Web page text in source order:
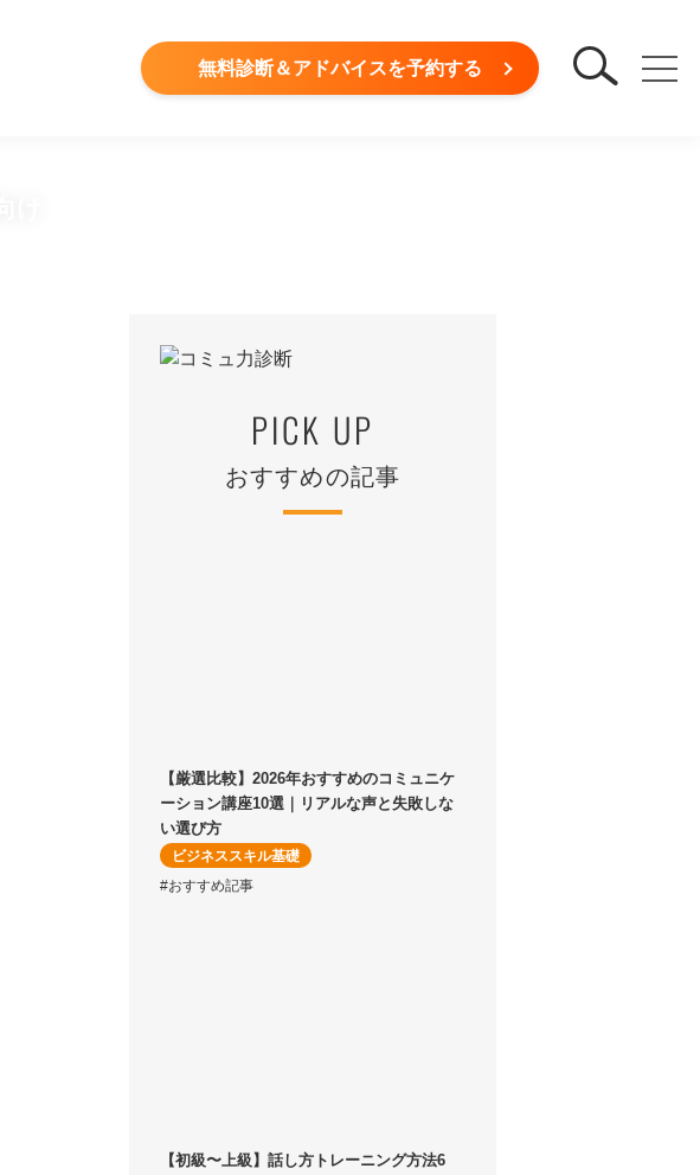
無料診断＆アドバイスを予約する
PICK UP
おすすめの記事
【厳選比較】2026年おすすめのコミュニケ
ーション講座10選｜リアルな声と失敗しな
い選び方
ビジネススキル基礎
#おすすめ記事
【初級〜上級】話し方トレーニング方法6